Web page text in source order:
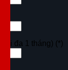
tối đa 1 tháng) (*)